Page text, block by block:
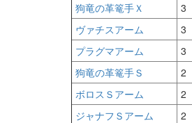
狗竜の革篭手Ｘ
3
ヴァチスアーム
3
プラグマアーム
3
狗竜の革篭手Ｓ
2
ボロスＳアーム
2
ジャナフＳアーム
2